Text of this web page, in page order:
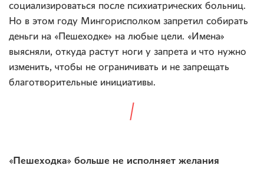
социализироваться после психиатрических больниц.
Но в этом году Мингорисполком запретил собирать
деньги на «Пешеходке» на любые цели. «Имена»
выясняли, откуда растут ноги у запрета и что нужно
изменить, чтобы не ограничивать и не запрещать
благотворительные инициативы.
«Пешеходка» больше не исполняет желания